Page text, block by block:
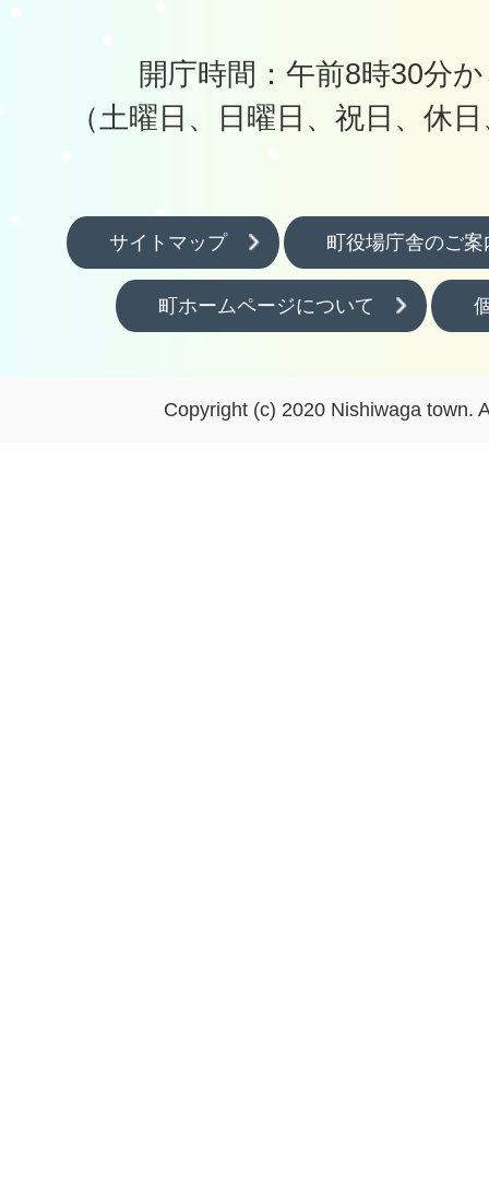
開庁時間：午前8時30分
（土曜日、日曜日、祝日、休
サイトマップ 町役場庁舎のご案
町ホームページについて
Copyright (c) 2020 Nishiwaga town.